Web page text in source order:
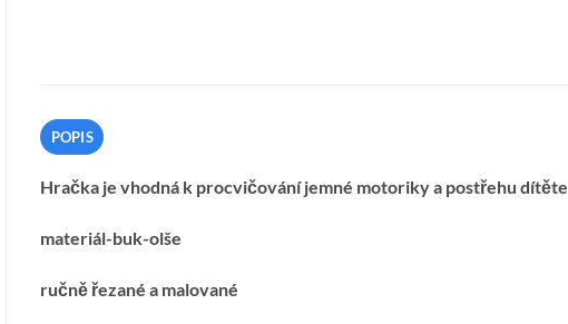
POPIS
Hračka je vhodná k procvičování jemné motoriky a postřehu dítěte
materiál-buk-olše
ručně řezané a malované